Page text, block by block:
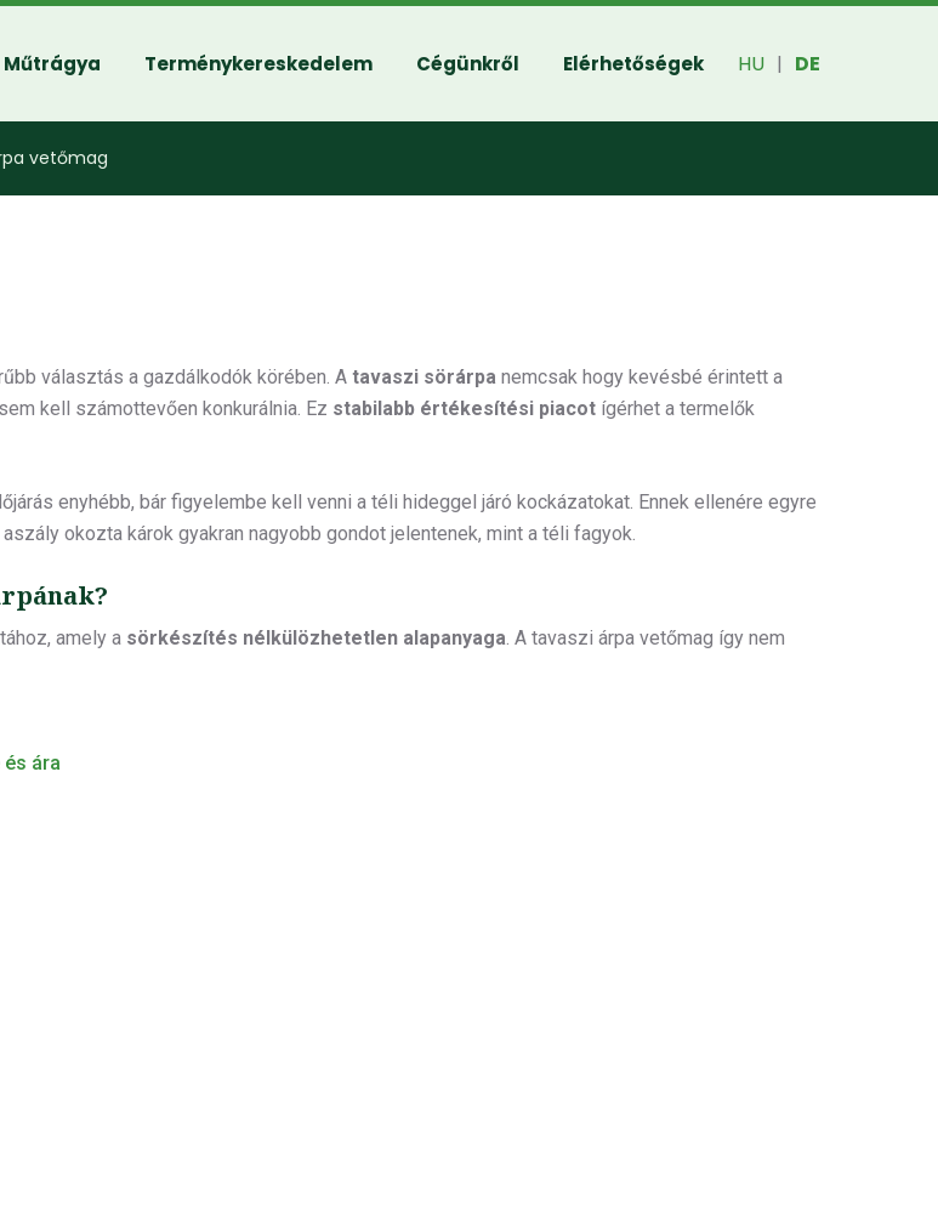
Műtrágya Terménykereskedelem Cégünkről Elérhetőségek HU | DE
vetőmag
választás a gazdálkodók körében. A tavaszi sörárpa nemcsak hogy kevésbé érintett a
kell számottevően konkurálnia. Ez stabilabb értékesítési piacot ígérhet a termelők
enyhébb, bár figyelembe kell venni a téli hideggel járó kockázatokat. Ennek ellenére egyre
okozta károk gyakran nagyobb gondot jelentenek, mint a téli fagyok.
amely a sörkészítés nélkülözhetetlen alapanyaga. A tavaszi árpa vetőmag így nem
ára